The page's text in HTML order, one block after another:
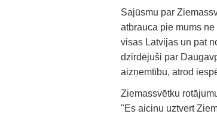
Sajūsmu par
atbrauca pie mums
visas Latvijas un pat
dzirdējuši par
aizņemtību, atrod
Ziemassvētku
"Es aicinu uztvert